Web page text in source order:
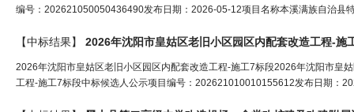
编号：202621050050436490发布日期：2026-05-12项目名称本溪满族自治县
【中标结果】 2026年沈阳市皇姑区老旧小区园区内配套改造工程-施
2026年沈阳市皇姑区老旧小区园区内配套改造工程-施工7标段2026年沈阳市皇
工程-施工7标段中标候选人公示项目编号：202621010010155612发布日期：